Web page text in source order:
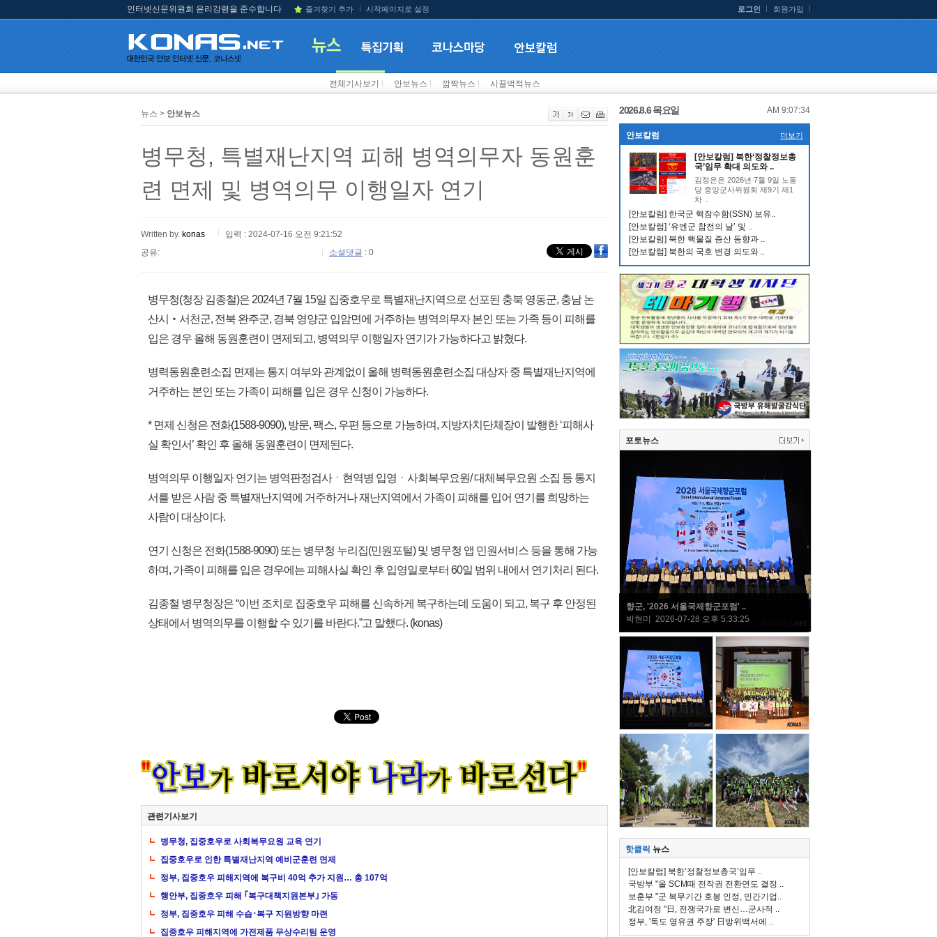
인터넷신문위원회 윤리강령을 준수합니다 즐겨찾기 추가 시작페이지로 설정 로그인 회원가입
전체기사보기 안보뉴스 깜짝뉴스 시끌벅적뉴스
뉴스 > 안보뉴스
병무청, 특별재난지역 피해 병역의무자 동원훈
련 면제 및 병역의무 이행일자 연기
Written by. konas
입력 : 2024-07-16 오전 9:21:52
공유:
소셜댓글 : 0
병무청(청장 김종철)은 2024년 7월 15일 집중호우로 특별재난지역으로 선포된 충북 영동군, 충남 논
산시‧서천군, 전북 완주군, 경북 영양군 입암면에 거주하는 병역의무자 본인 또는 가족 등이 피해를
입은 경우 올해 동원훈련이 면제되고, 병역의무 이행일자 연기가 가능하다고 밝혔다.
병력동원훈련소집 면제는 통지 여부와 관계없이 올해 병력동원훈련소집 대상자 중 특별재난지역에
거주하는 본인 또는 가족이 피해를 입은 경우 신청이 가능하다.
* 면제 신청은 전화(1588-9090), 방문, 팩스, 우편 등으로 가능하며, 지방자치단체장이 발행한 ‘피해사
실 확인서’ 확인 후 올해 동원훈련이 면제된다.
병역의무 이행일자 연기는 병역판정검사ㆍ현역병 입영ㆍ사회복무요원/ 대체복무요원 소집 등 통지
서를 받은 사람 중 특별재난지역에 거주하거나 재난지역에서 가족이 피해를 입어 연기를 희망하는
사람이 대상이다.
연기 신청은 전화(1588-9090) 또는 병무청 누리집(민원포털) 및 병무청 앱 민원서비스 등을 통해 가능
하며, 가족이 피해를 입은 경우에는 피해사실 확인 후 입영일로부터 60일 범위 내에서 연기처리 된다.
김종철 병무청장은 “이번 조치로 집중호우 피해를 신속하게 복구하는데 도움이 되고, 복구 후 안정된
상태에서 병역의무를 이행할 수 있기를 바란다.”고 말했다. (konas)
관련기사보기
병무청, 집중호우로 사회복무요원 교육 연기
집중호우로 인한 특별재난지역 예비군훈련 면제
정부, 집중호우 피해지역에 복구비 40억 추가 지원… 총 107억
행안부, 집중호우 피해 ｢복구대책지원본부｣ 가동
정부, 집중호우 피해 수습･복구 지원방향 마련
집중호우 피해지역에 가전제품 무상수리팀 운영
2026.8.6 목요일 AM 9:07:35
안보칼럼 더보기
[안보칼럼] 북한‘정찰정보총
국’임무 확대 의도와 ..
김정은은 2026년 7월 9일 노동
당 중앙군사위원회 제9기 제1
차 ..
[안보칼럼] 한국군 핵잠수함(SSN) 보유..
[안보칼럼] ‘유엔군 참전의 날’ 및 ..
[안보칼럼] 북한 핵물질 증산 동향과 ..
[안보칼럼] 북한의 국호 변경 의도와 ..
포토뉴스
향군, '2026 서울국제향군포럼' ..
박현미 2026-07-28 오후 5:33:25
핫클릭 뉴스
[안보칼럼] 북한‘정찰정보총국’임무 ..
국방부 "올 SCM때 전작권 전환연도 결정 ..
보훈부 "군 복무기간 호봉 인정, 민간기업..
北김여정 "日, 전쟁국가로 변신…군사적 ..
정부, '독도 영유권 주장' 日방위백서에 ..